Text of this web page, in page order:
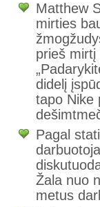
Matthew
mirties
prieš mirtį
didelį
tapo Nike
Pagal
Žala nuo
metus